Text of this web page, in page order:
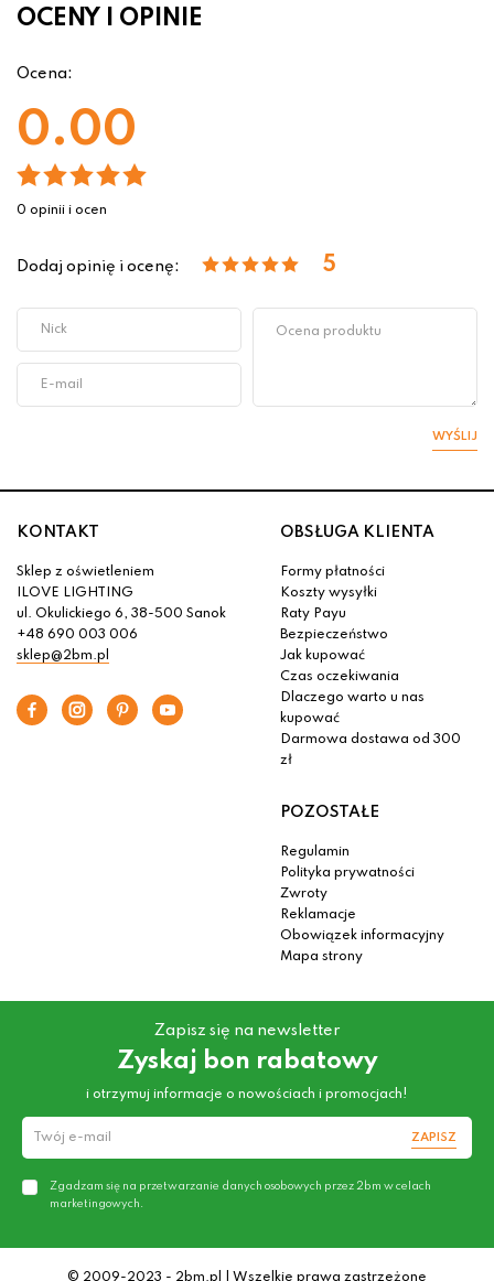
OCENY I OPINIE
Ocena:
0.00
0 opinii i ocen
Dodaj opinię i ocenę: 5
WYŚLIJ
KONTAKT
Sklep z oświetleniem
ILOVE LIGHTING
ul. Okulickiego 6, 38-500 Sanok
+48 690 003 006
sklep@2bm.pl
OBSŁUGA KLIENTA
Formy płatności
Koszty wysyłki
Raty Payu
Bezpieczeństwo
Jak kupować
Czas oczekiwania
Dlaczego warto u nas
kupować
Darmowa dostawa od 300
zł
POZOSTAŁE
Regulamin
Polityka prywatności
Zwroty
Reklamacje
Obowiązek informacyjny
Mapa strony
Zapisz się na newsletter
Zyskaj bon rabatowy
i otrzymuj informacje o nowościach i promocjach!
ZAPISZ
Zgadzam się na przetwarzanie danych osobowych przez 2bm w celach
marketingowych.
© 2009-2023 - 2bm.pl | Wszelkie prawa zastrzeżone